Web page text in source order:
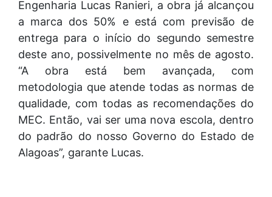
Engenharia Lucas Ranieri, a obra já alcançou
a marca dos 50% e está com previsão de
entrega para o início do segundo semestre
deste ano, possivelmente no mês de agosto.
“A obra está bem avançada, com
metodologia que atende todas as normas de
qualidade, com todas as recomendações do
MEC. Então, vai ser uma nova escola, dentro
do padrão do nosso Governo do Estado de
Alagoas”, garante Lucas.